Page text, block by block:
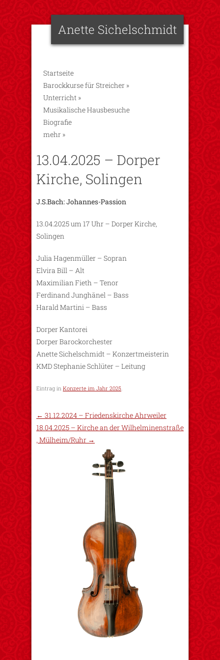
Anette Sichelschmidt
Startseite
Barockkurse für Streicher »
Unterricht »
Musikalische Hausbesuche
Biografie
mehr »
13.04.2025 – Dorper
Kirche, Solingen
J.S.Bach: Johannes-Passion
13.04.2025 um 17 Uhr – Dorper Kirche,
Solingen
Julia Hagenmüller – Sopran
Elvira Bill – Alt
Maximilian Fieth – Tenor
Ferdinand Junghänel – Bass
Harald Martini – Bass
Dorper Kantorei
Dorper Barockorchester
Anette Sichelschmidt – Konzertmeisterin
KMD Stephanie Schlüter – Leitung
Eintrag in Konzerte im Jahr 2025.
← 31.12.2024 – Friedenskirche Ahrweiler
18.04.2025 – Kirche an der Wilhelminenstraße
, Mülheim/Ruhr →